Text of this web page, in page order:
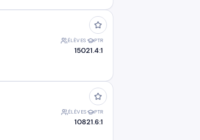
ÉLÈVES
150
PTR
21.4:1
ÉLÈVES
108
PTR
21.6:1